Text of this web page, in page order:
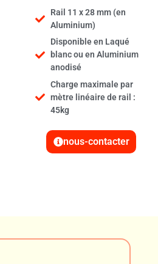
Rail 11 x 28 mm (en
Aluminium)
Disponible en Laqué
blanc ou en Aluminium
anodisé
Charge maximale par
mètre linéaire de rail :
45kg
nous-contacter